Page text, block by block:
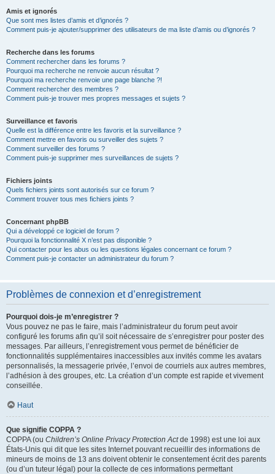
Amis et ignorés
Que sont mes listes d’amis et d’ignorés ?
Comment puis-je ajouter/supprimer des utilisateurs de ma liste d’amis ou d’ignorés ?
Recherche dans les forums
Comment rechercher dans les forums ?
Pourquoi ma recherche ne renvoie aucun résultat ?
Pourquoi ma recherche renvoie une page blanche ?!
Comment rechercher des membres ?
Comment puis-je trouver mes propres messages et sujets ?
Surveillance et favoris
Quelle est la différence entre les favoris et la surveillance ?
Comment mettre en favoris ou surveiller des sujets ?
Comment surveiller des forums ?
Comment puis-je supprimer mes surveillances de sujets ?
Fichiers joints
Quels fichiers joints sont autorisés sur ce forum ?
Comment trouver tous mes fichiers joints ?
Concernant phpBB
Qui a développé ce logiciel de forum ?
Pourquoi la fonctionnalité X n’est pas disponible ?
Qui contacter pour les abus ou les questions légales concernant ce forum ?
Comment puis-je contacter un administrateur du forum ?
Problèmes de connexion et d’enregistrement
Pourquoi dois-je m’enregistrer ?
Vous pouvez ne pas le faire, mais l’administrateur du forum peut avoir
configuré les forums afin qu’il soit nécessaire de s’enregistrer pour poster des
messages. Par ailleurs, l’enregistrement vous permet de bénéficier de
fonctionnalités supplémentaires inaccessibles aux invités comme les avatars
personnalisés, la messagerie privée, l’envoi de courriels aux autres membres,
l’adhésion à des groupes, etc. La création d’un compte est rapide et vivement
conseillée.
Haut
Que signifie COPPA ?
COPPA (ou Children’s Online Privacy Protection Actde 1998) est une loi aux
États-Unis qui dit que les sites Internet pouvant recueillir des informations de
mineurs de moins de 13 ans doivent obtenir le consentement écrit des parents
(ou d’un tuteur légal) pour la collecte de ces informations permettant